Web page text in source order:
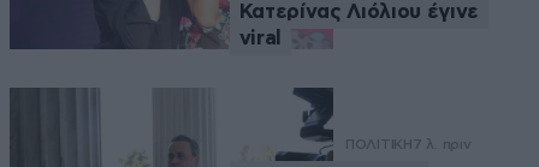
Κατερίνας Λιόλιου έγινε
viral
ΠΟΛΙΤΙΚΗ7 λ. πριν